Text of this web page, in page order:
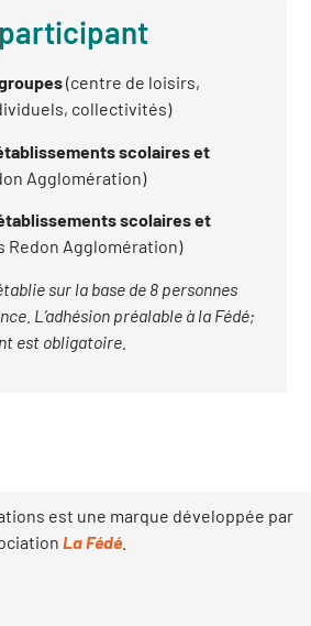
(centre de loisirs,
collectivités)
scolaires et
Agglomération)
scolaires et
Redon Agglomération)
sur la base de 8 personnes
L’adhésion préalable à la Fédé;
est obligatoire.
est une marque développée par
La Fédé.